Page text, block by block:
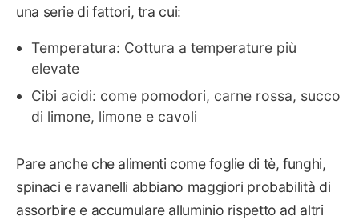
una serie di fattori, tra cui:
Temperatura: Cottura a temperature più
elevate
Cibi acidi: come pomodori, carne rossa, succo
di limone, limone e cavoli
Pare anche che alimenti come foglie di tè, funghi,
spinaci e ravanelli abbiano maggiori probabilità di
assorbire e accumulare alluminio rispetto ad altri